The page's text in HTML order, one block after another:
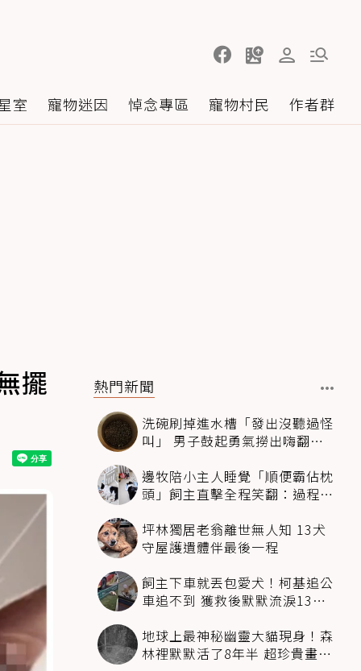
室 寵物迷因 悼念專區 寵物村民 作者群
擺
熱門新聞
洗碗刷掉進水槽「發出沒聽過怪
叫」 男子鼓起勇氣撈出嗨翻：
邊牧陪小主人睡覺「順便霸佔枕
頭」飼主直擊全程笑翻：過程絲
坪林獨居老翁離世無人知 13犬
守屋護遺體伴最後一程
飼主下車就丟包愛犬！柯基追公
車追不到 獲救後默默流淚13萬
地球上最神秘幽靈大貓現身！森
林裡默默活了8年半 超珍貴畫面